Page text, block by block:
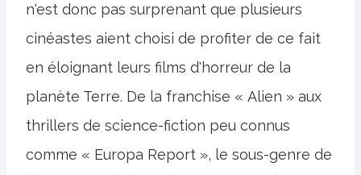
n'est donc pas surprenant que plusieurs
cinéastes aient choisi de profiter de ce fait
en éloignant leurs films d'horreur de la
planète Terre. De la franchise « Alien » aux
thrillers de science-fiction peu connus
comme « Europa Report », le sous-genre de